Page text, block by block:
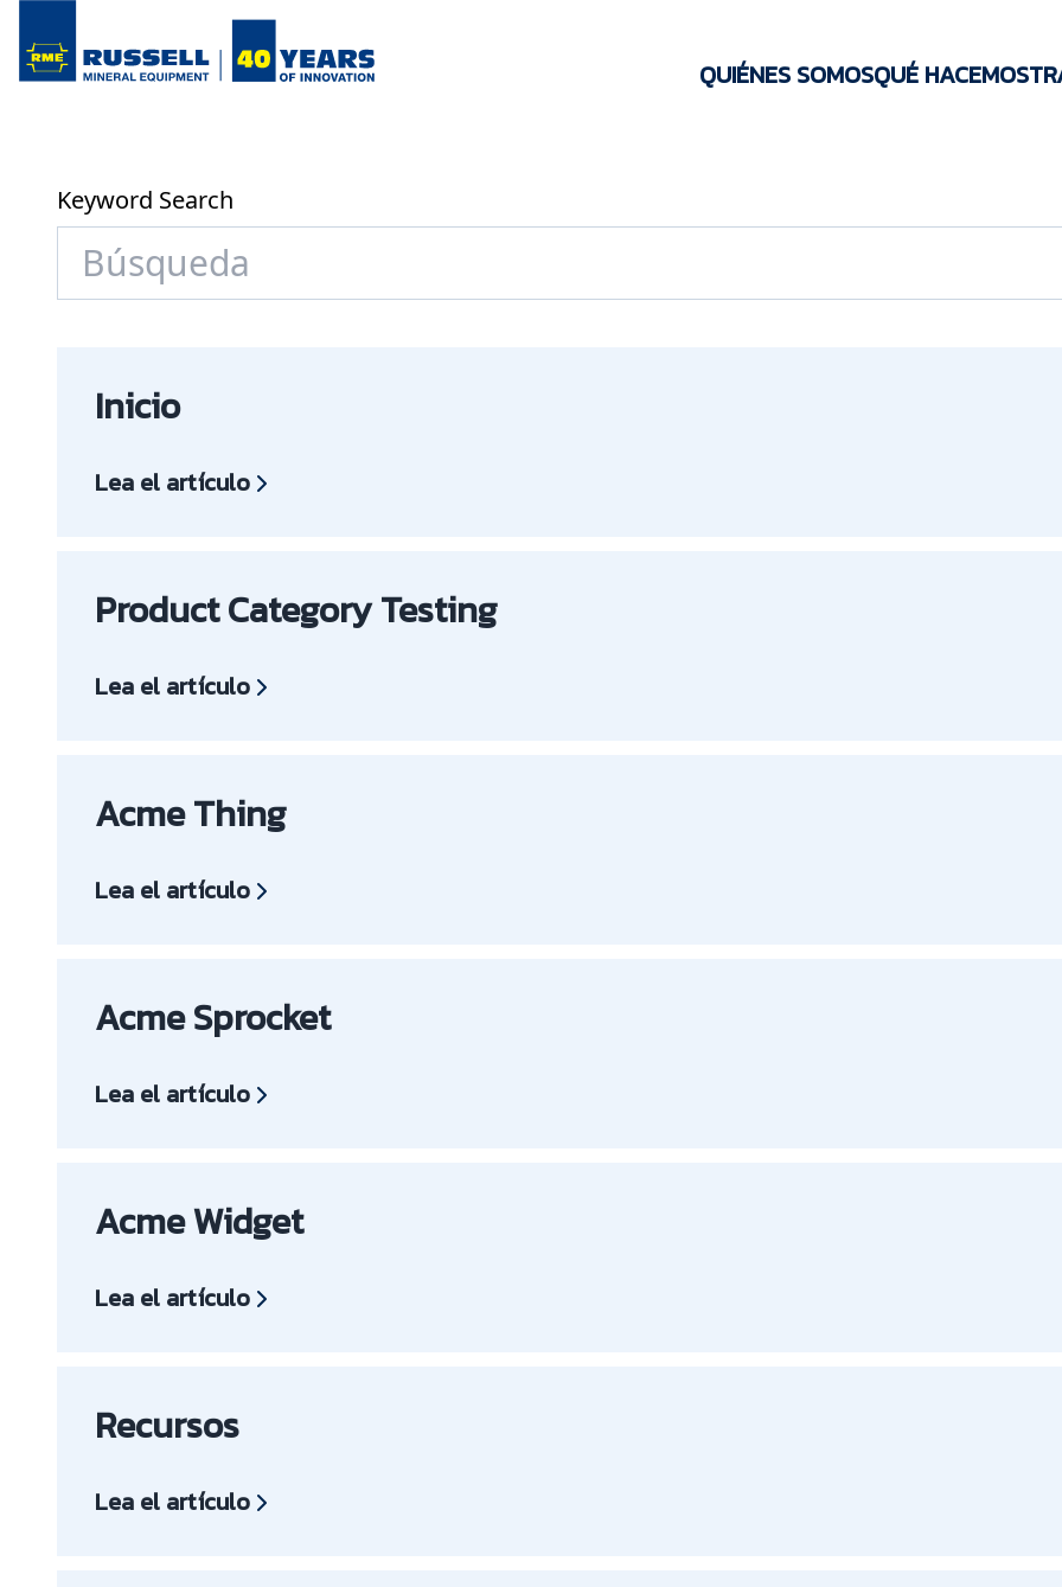
QUIÉNES SOMOSQUÉ HACEMOS
Keyword Search
Inicio
Lea el artículo
Product Category Testing
Lea el artículo
Acme Thing
Lea el artículo
Acme Sprocket
Lea el artículo
Acme Widget
Lea el artículo
Recursos
Lea el artículo